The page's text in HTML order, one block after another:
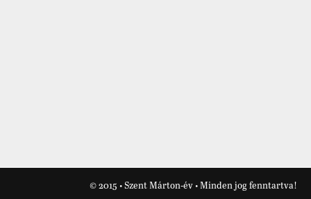
© 2015 • Szent Márton-év • Minden jog fenntartva!